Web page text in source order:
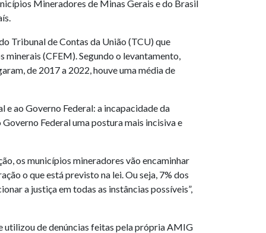
Mineradores de Minas Gerais e do Brasil
Tribunal de Contas da União (TCU) que
(CFEM). Segundo o levantamento,
de 2017 a 2022, houve uma média de
ao Governo Federal: a incapacidade da
Federal uma postura mais incisiva e
os municípios mineradores vão encaminhar
o que está previsto na lei. Ou seja, 7% dos
a justiça em todas as instâncias possíveis”,
utilizou de denúncias feitas pela própria AMIG